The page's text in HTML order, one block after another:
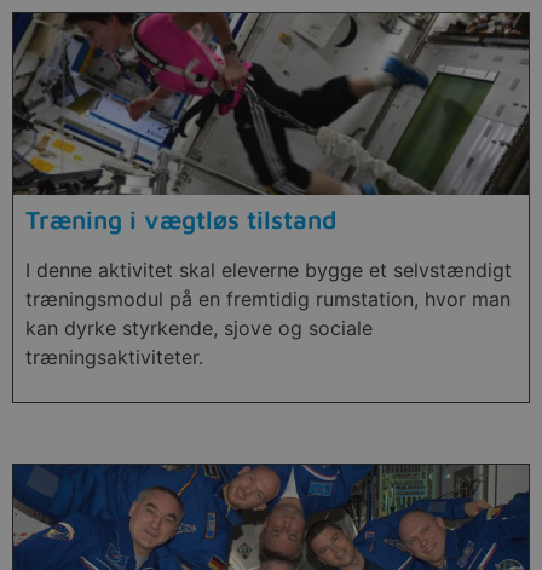
Træning i vægtløs tilstand
I denne aktivitet skal eleverne bygge et selvstændigt
træningsmodul på en fremtidig rumstation, hvor man
kan dyrke styrkende, sjove og sociale
træningsaktiviteter.